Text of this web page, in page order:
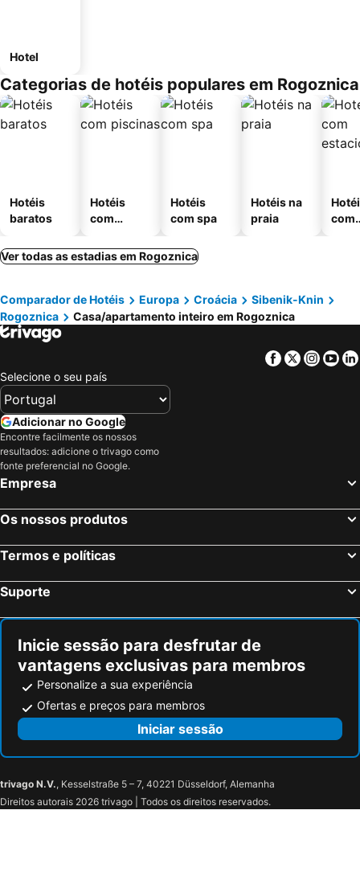
Hotel
Categorias de hotéis populares em Rogoznica
Hotéis
baratos
Hotéis
com
Hotéis
com spa
Hotéis na
praia
com
Ver todas as estadias em Rogoznica
Comparador de Hotéis Europa Croácia
Sibenik-Knin
Rogoznica
Casa/apartamento inteiro em Rogoznica
Facebook
Twitter
Selecione o seu país
Adicionar no Google
Encontre facilmente os nossos
resultados: adicione o trivago como
fonte preferencial no Google.
Empresa
Os nossos produtos
Termos e políticas
Suporte
Inicie sessão para desfrutar de
vantagens exclusivas para membros
Personalize a sua experiência
Ofertas e preços para membros
Iniciar sessão
trivago N.V., Kesselstraße 5 – 7, 40221 Düsseldorf, Alemanha
Direitos autorais 2026 trivago | Todos os direitos reservados.